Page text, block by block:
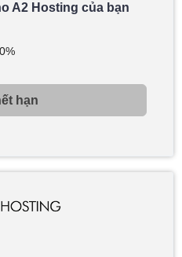
A2 Hosting của bạn
hạn